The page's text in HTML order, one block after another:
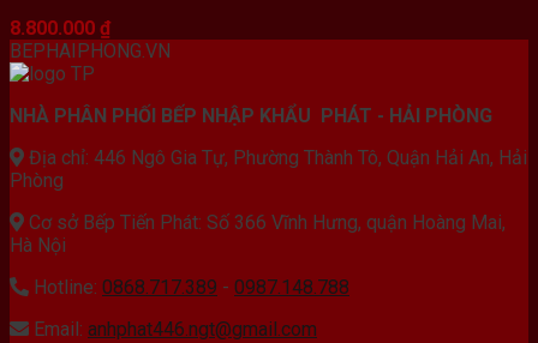
8.800.000 ₫
BEPHAIPHONG.VN
NHÀ PHÂN PHỐI BẾP NHẬP KHẨU PHÁT - HẢI PHÒNG
Địa chỉ: 446 Ngô Gia Tự, Phường Thành Tô, Quận Hải An, Hải
Phòng
Cơ sở Bếp Tiến Phát: Số 366 Vĩnh Hưng, quận Hoàng Mai,
Hà Nội
Hotline: 0868.717.389 - 0987.148.788
Email: anhphat446.ngt@gmail.com